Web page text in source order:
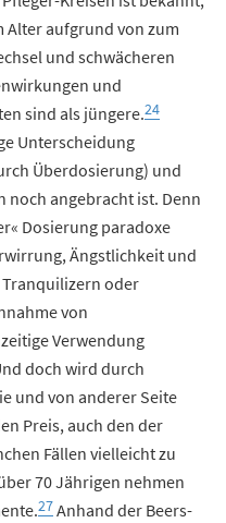
Alter aufgrund von zum
und schwächeren
und
sind als jüngere.24
Unterscheidung
Überdosierung) und
noch angebracht ist. Denn
Dosierung paradoxe
Ängstlichkeit und
oder
von
Verwendung
doch wird durch
und von anderer Seite
Preis, auch den der
Fällen vielleicht zu
70 Jährigen nehmen
27Anhand der Beers-